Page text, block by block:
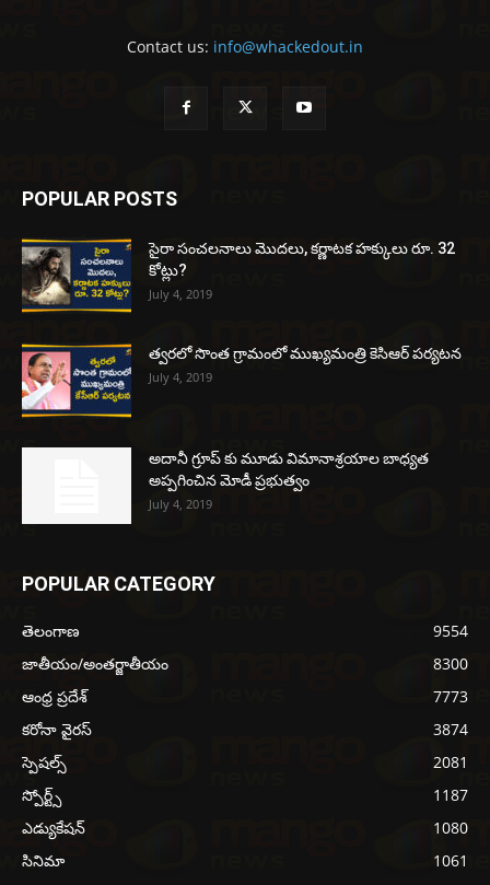
Contact us: info@whackedout.in
POPULAR POSTS
సైరా సంచలనాలు మొదలు, కర్ణాటక హక్కులు రూ. 32
కోట్లు?
July 4, 2019
త్వరలో సొంత గ్రామంలో ముఖ్యమంత్రి కెసిఆర్ పర్యటన
July 4, 2019
అదానీ గ్రూప్ కు మూడు విమానాశ్రయాల బాధ్యత
అప్పగించిన మోడీ ప్రభుత్వం
July 4, 2019
POPULAR CATEGORY
తెలంగాణ
9554
జాతీయం/అంతర్జాతీయం
8300
ఆంధ్ర ప్రదేశ్
7773
కరోనా వైరస్
3874
స్పెషల్స్
2081
స్పోర్ట్స్
1187
ఎడ్యుకేషన్
1080
సినిమా
1061